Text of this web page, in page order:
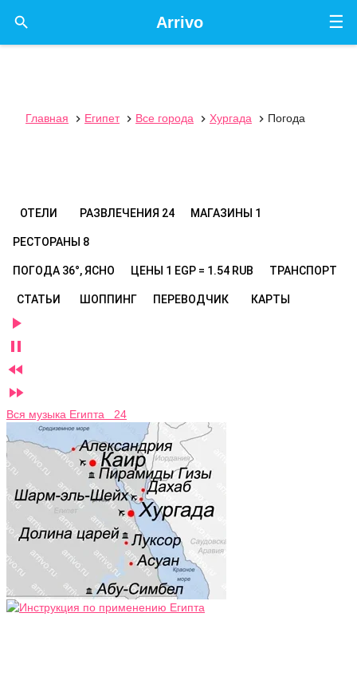
☰
Arrivo

Главная  Египет  Все города  Хургада  Погода
ОТЕЛИ РАЗВЛЕЧЕНИЯ 24 МАГАЗИНЫ 1
РЕСТОРАНЫ 8
ПОГОДА 36°, ЯСНО ЦЕНЫ 1 EGP = 1.54 RUB ТРАНСПОРТ
СТАТЬИ ШОППИНГ ПЕРЕВОДЧИК КАРТЫ




Вся музыка Египта 24